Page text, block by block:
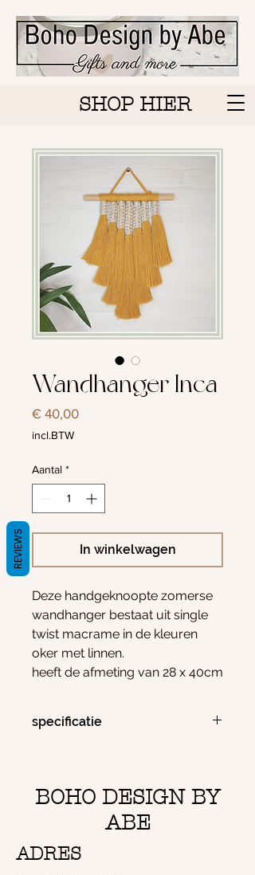
SHOP HIER
Wandhanger Inca
€ 40,00Prijs
incl.BTW
Aantal *
In winkelwagen
Deze handgeknoopte zomerse
wandhanger bestaat uit single
twist macrame in de kleuren
oker met linnen.
heeft de afmeting van 28 x 40cm
specificatie
gerecycleerd
BOHO DESIGN BY
ABE
ADRES
REVIEWS